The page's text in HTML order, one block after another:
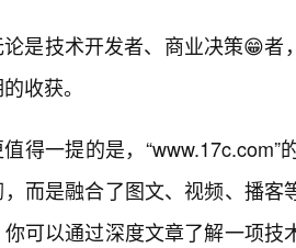
论是技术开发者、商业决策😁
收获。
值得一提的是，
而是融合了图文、视频、播
可以通过深度文章了解一项